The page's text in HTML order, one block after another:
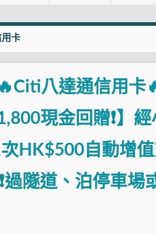
卡
八達通信用卡
現金回贈❗】
HK$500自動增值
過隧道、泊停車